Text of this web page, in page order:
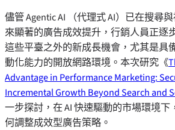
儘管 Agentic AI （代理式 AI）已在搜尋
來顯著的廣告成效提升，行銷人員正逐
這些平臺之外的新成長機會，尤其是具
動化能力的開放網路環境。本次研究《
Advantage in Performance Marketing:
Incremental Growth Beyond Search and
一步探討，在 AI 快速驅動的市場環境下
何調整成效型廣告策略。